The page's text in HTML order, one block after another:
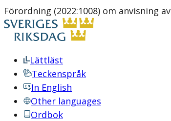
Förordning (2022:1008) om anvisning
Lättläst
Teckenspråk
In English
Other languages
Ordbok